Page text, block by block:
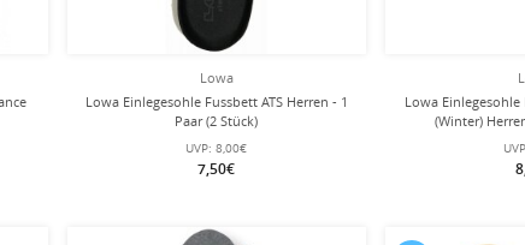
Lowa
Lowa Einlegesohle Fussbett ATS Herren - 1
Paar (2 Stück)
UVP: 8,00€
7,50€
Lowa
(Winter)